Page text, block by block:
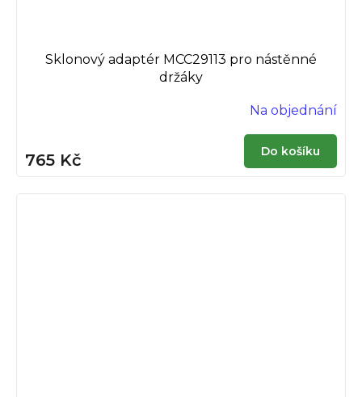
Sklonový adaptér MCC29113 pro nástěnné
držáky
Na objednání
765 Kč Do košíku